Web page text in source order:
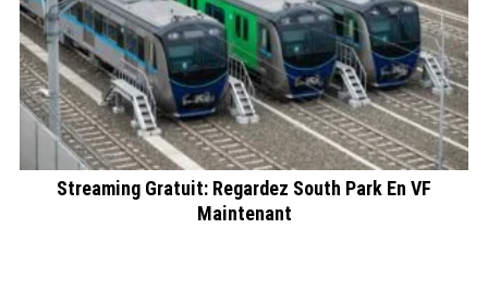
Streaming Gratuit: Regardez South Park En VF
Maintenant